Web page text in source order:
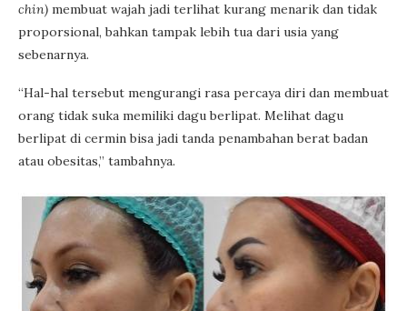
chin) membuat wajah jadi terlihat kurang menarik dan tidak
proporsional, bahkan tampak lebih tua dari usia yang
sebenarnya.
“Hal-hal tersebut mengurangi rasa percaya diri dan membuat
orang tidak suka memiliki dagu berlipat. Melihat dagu
berlipat di cermin bisa jadi tanda penambahan berat badan
atau obesitas,” tambahnya.